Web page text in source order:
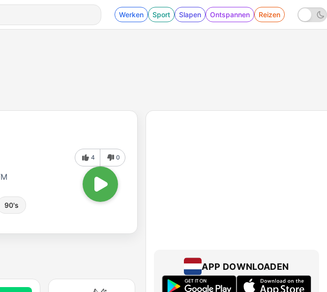
Werken Sport Slapen Ontspannen Reizen
90's
4 0
APP DOWNLOADEN